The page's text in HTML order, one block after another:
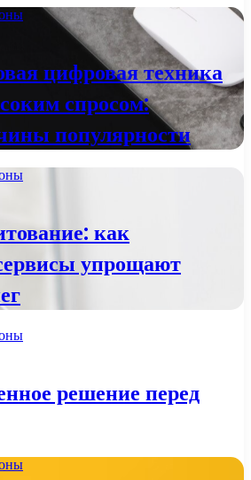
цифровая техника
спросом:
популярности
как
упрощают
решение перед